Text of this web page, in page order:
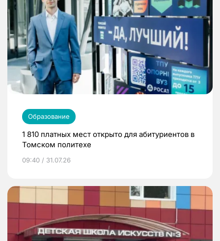
Образование
1 810 платных мест открыто для абитуриентов в
Томском политехе
09:40 / 31.07.26